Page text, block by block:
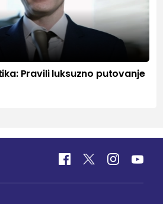
Pravili luksuzno putovanje